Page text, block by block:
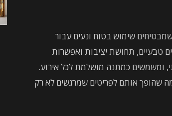
שימוש בטוח ונעים עבור
טבעיים, תחושת יציבות ואפשרות
ומשמשים כמתנה מושלמת לכל אירוע.
שהופך אותם לפריטים שמרגשים לא רק